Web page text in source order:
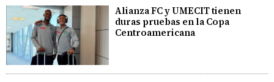
Alianza FC y UMECIT tienen
duras pruebas en la Copa
Centroamericana